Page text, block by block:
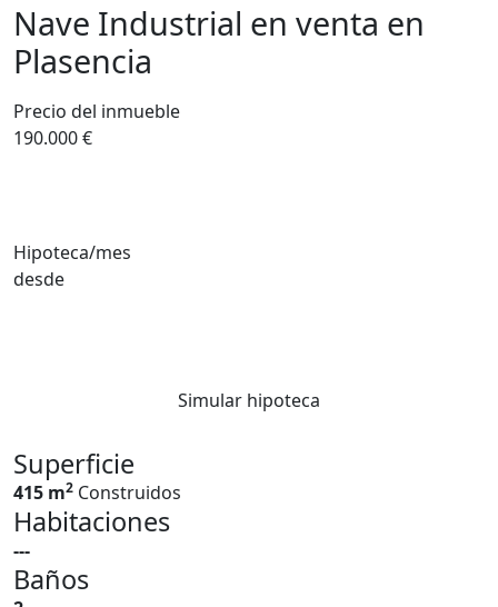
Nave Industrial en venta en
Plasencia
Precio del inmueble
190.000 €
Hipoteca/mes
desde
Simular hipoteca
Superficie
415 m2 Construidos
Habitaciones
---
Baños